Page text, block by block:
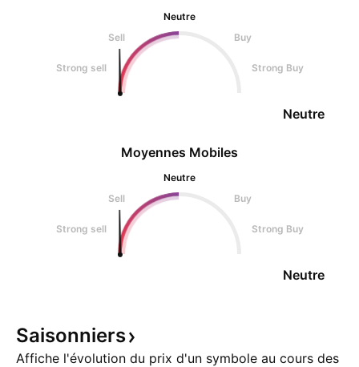
Neutre
Sell
Buy
Strong sell Strong Buy
Neutre
Moyennes Mobiles
Neutre
Sell
Buy
Strong sell Strong Buy
Neutre
Saisonniers
Affiche l'évolution du prix d'un symbole au cours des